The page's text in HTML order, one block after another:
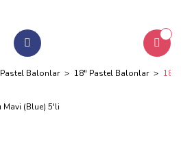
Pastel Balonlar 18" Pastel Balonlar 18''